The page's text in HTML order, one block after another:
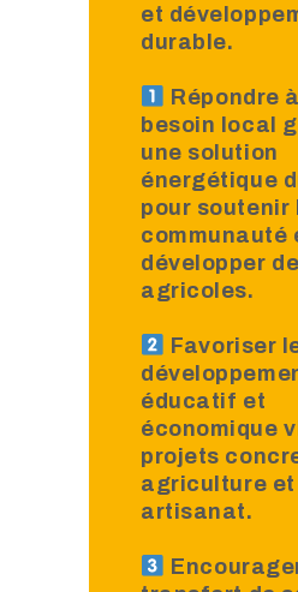
et
durable.
Répondre
besoin local
une solution
énergétique
pour soutenir
communauté
développer
agricoles.
Favoriser
éducatif et
économique
projets
agriculture et
artisanat.